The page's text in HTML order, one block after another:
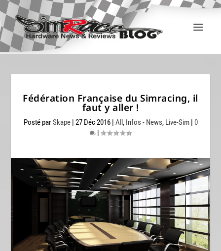
Fédération Française du Simracing, il
faut y aller !
Posté parSkape| 27 Déc 2016| All , Infos - News, Live-Sim| 0
|